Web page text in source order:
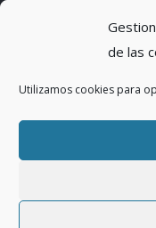
de las
Utilizamos cookies para
de la Huella
3 diciembre,
Reduciendo la
montaje de
Copyright ©2017 |